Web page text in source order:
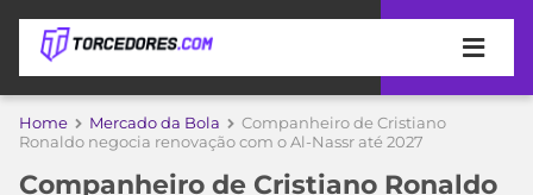
APOSTAS
Home Mercado da Bola
Companheiro de Cristiano
Ronaldo negocia renovação com o Al-Nassr até 2027
Companheiro de Cristiano Ronaldo